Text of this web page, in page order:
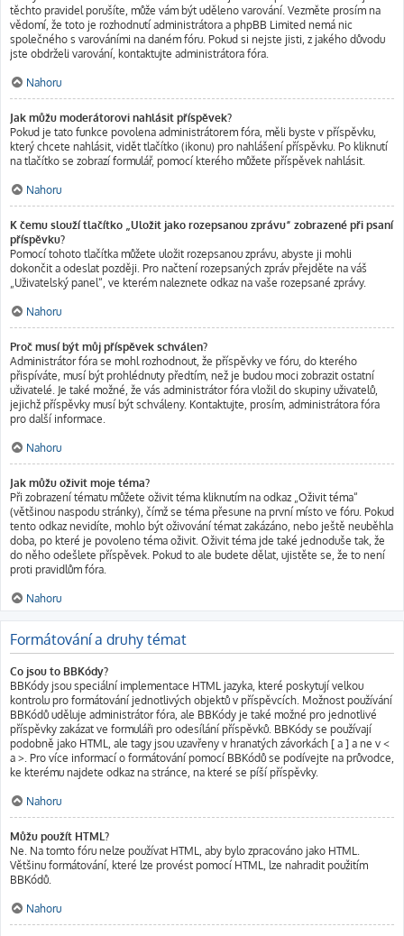
těchto pravidel porušíte, může vám být uděleno varování. Vezměte prosím na
vědomí, že toto je rozhodnutí administrátora a phpBB Limited nemá nic
společného s varováními na daném fóru. Pokud si nejste jisti, z jakého důvodu
jste obdrželi varování, kontaktujte administrátora fóra.
Nahoru
Jak můžu moderátorovi nahlásit příspěvek?
Pokud je tato funkce povolena administrátorem fóra, měli byste v příspěvku,
který chcete nahlásit, vidět tlačítko (ikonu) pro nahlášení příspěvku. Po kliknutí
na tlačítko se zobrazí formulář, pomocí kterého můžete příspěvek nahlásit.
Nahoru
K čemu slouží tlačítko „Uložit jako rozepsanou zprávu“ zobrazené při psaní
příspěvku?
Pomocí tohoto tlačítka můžete uložit rozepsanou zprávu, abyste ji mohli
dokončit a odeslat později. Pro načtení rozepsaných zpráv přejděte na váš
„Uživatelský panel“, ve kterém naleznete odkaz na vaše rozepsané zprávy.
Nahoru
Proč musí být můj příspěvek schválen?
Administrátor fóra se mohl rozhodnout, že příspěvky ve fóru, do kterého
přispíváte, musí být prohlédnuty předtím, než je budou moci zobrazit ostatní
uživatelé. Je také možné, že vás administrátor fóra vložil do skupiny uživatelů,
jejichž příspěvky musí být schváleny. Kontaktujte, prosím, administrátora fóra
pro další informace.
Nahoru
Jak můžu oživit moje téma?
Při zobrazení tématu můžete oživit téma kliknutím na odkaz „Oživit téma“
(většinou naspodu stránky), čímž se téma přesune na první místo ve fóru. Pokud
tento odkaz nevidíte, mohlo být oživování témat zakázáno, nebo ještě neuběhla
doba, po které je povoleno téma oživit. Oživit téma jde také jednoduše tak, že
do něho odešlete příspěvek. Pokud to ale budete dělat, ujistěte se, že to není
proti pravidlům fóra.
Nahoru
Formátování a druhy témat
Co jsou to BBKódy?
BBKódy jsou speciální implementace HTML jazyka, které poskytují velkou
kontrolu pro formátování jednotlivých objektů v příspěvcích. Možnost používání
BBKódů uděluje administrátor fóra, ale BBKódy je také možné pro jednotlivé
příspěvky zakázat ve formuláři pro odesílání příspěvků. BBKódy se používají
podobně jako HTML, ale tagy jsou uzavřeny v hranatých závorkách [ a ] a ne v <
a >. Pro více informací o formátování pomocí BBKódů se podívejte na průvodce,
ke kterému najdete odkaz na stránce, na které se píší příspěvky.
Nahoru
Můžu použít HTML?
Ne. Na tomto fóru nelze používat HTML, aby bylo zpracováno jako HTML.
Většinu formátování, které lze provést pomocí HTML, lze nahradit použitím
BBKódů.
Nahoru